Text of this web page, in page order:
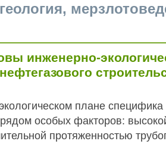
инженерно-
плане
рядом особых факторов:
протяженностью